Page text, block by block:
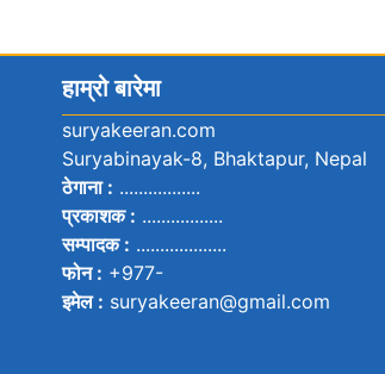
हाम्रो बारेमा
suryakeeran.com
Suryabinayak-8, Bhaktapur, Nepal
ठेगाना : .................
प्रकाशक : .................
सम्पादक : ...................
फोन : +977-
इमेल : suryakeeran@gmail.com